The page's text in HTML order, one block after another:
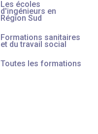
Les écoles
d'ingénieurs en
Région Sud
Formations sanitaires
et du travail social
Toutes les formations